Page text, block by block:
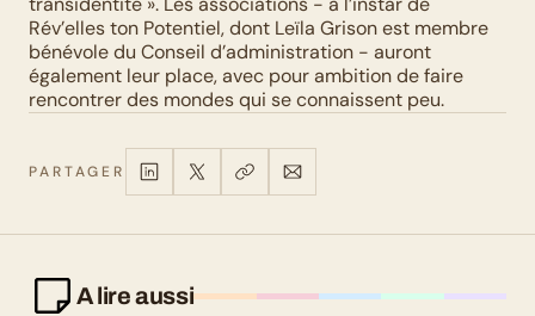
Rév’elles ton Potentiel, dont Leïla Grison est membre
bénévole du Conseil d’administration - auront
également leur place, avec pour ambition de faire
rencontrer des mondes qui se connaissent peu.
PARTAGER
A lire aussi